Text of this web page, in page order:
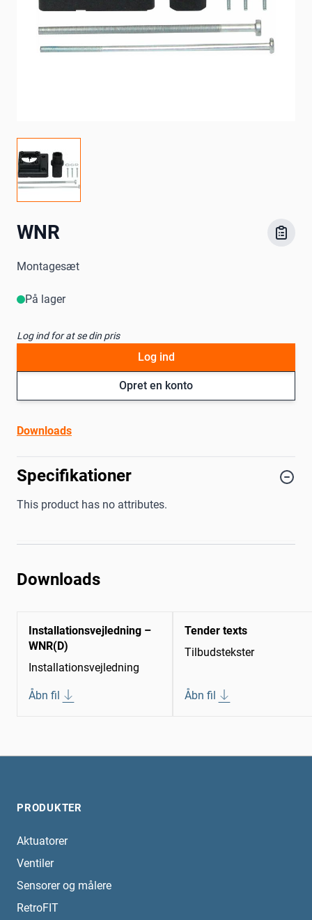
WNR
Montagesæt
På lager
Log ind for at se din pris
Opret en konto
Log ind
Downloads
Specifikationer
This product has no attributes.
Downloads
Installationsvejledning –
WNR(D)
Installationsvejledning
Åbn fil
Tender texts
Tilbudstekster
Åbn fil
PRODUKTER
Aktuatorer
Ventiler
Sensorer og målere
RetroFIT